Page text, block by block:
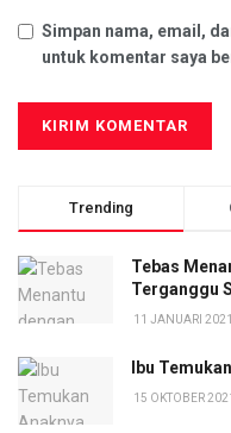
Simpan nama, email,
untuk komentar saya
Trending
Tebas
Terganggu
11 JANUARI 2021
Ibu
15 OKTOBER 2021